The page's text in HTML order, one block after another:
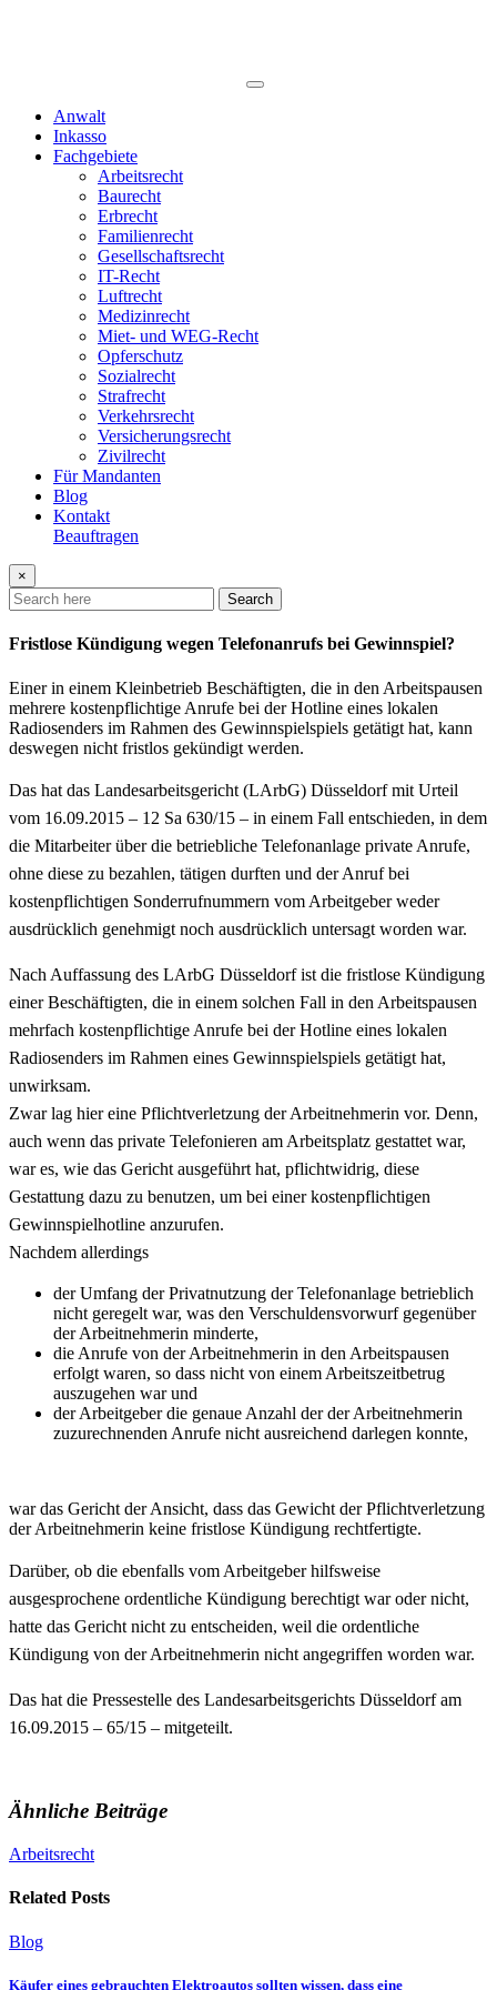
Anwalt
Inkasso
Fachgebiete
Arbeitsrecht
Baurecht
Erbrecht
Familienrecht
Gesellschaftsrecht
IT-Recht
Luftrecht
Medizinrecht
Miet- und WEG-Recht
Opferschutz
Sozialrecht
Strafrecht
Verkehrsrecht
Versicherungsrecht
Zivilrecht
Für Mandanten
Blog
Kontakt
Beauftragen
×
Search
Fristlose Kündigung wegen Telefonanrufs bei Gewinnspiel?
Einer in einem Kleinbetrieb Beschäftigten, die in den Arbeitspausen
mehrere kostenpflichtige Anrufe bei der Hotline eines lokalen
Radiosenders im Rahmen des Gewinnspielspiels getätigt hat, kann
deswegen nicht fristlos gekündigt werden.
Das hat das Landesarbeitsgericht (LArbG) Düsseldorf mit Urteil
vom 16.09.2015 – 12 Sa 630/15 – in einem Fall entschieden, in dem
die Mitarbeiter über die betriebliche Telefonanlage private Anrufe,
ohne diese zu bezahlen, tätigen durften und der Anruf bei
kostenpflichtigen Sonderrufnummern vom Arbeitgeber weder
ausdrücklich genehmigt noch ausdrücklich untersagt worden war.
Nach Auffassung des LArbG Düsseldorf ist die fristlose Kündigung
einer Beschäftigten, die in einem solchen Fall in den Arbeitspausen
mehrfach kostenpflichtige Anrufe bei der Hotline eines lokalen
Radiosenders im Rahmen eines Gewinnspielspiels getätigt hat,
unwirksam.
Zwar lag hier eine Pflichtverletzung der Arbeitnehmerin vor. Denn,
auch wenn das private Telefonieren am Arbeitsplatz gestattet war,
war es, wie das Gericht ausgeführt hat, pflichtwidrig, diese
Gestattung dazu zu benutzen, um bei einer kostenpflichtigen
Gewinnspielhotline anzurufen.
Nachdem allerdings
der Umfang der Privatnutzung der Telefonanlage betrieblich
nicht geregelt war, was den Verschuldensvorwurf gegenüber
der Arbeitnehmerin minderte,
die Anrufe von der Arbeitnehmerin in den Arbeitspausen
erfolgt waren, so dass nicht von einem Arbeitszeitbetrug
auszugehen war und
der Arbeitgeber die genaue Anzahl der der Arbeitnehmerin
zuzurechnenden Anrufe nicht ausreichend darlegen konnte,
war das Gericht der Ansicht, dass das Gewicht der Pflichtverletzung
der Arbeitnehmerin keine fristlose Kündigung rechtfertigte.
Darüber, ob die ebenfalls vom Arbeitgeber hilfsweise
ausgesprochene ordentliche Kündigung berechtigt war oder nicht,
hatte das Gericht nicht zu entscheiden, weil die ordentliche
Kündigung von der Arbeitnehmerin nicht angegriffen worden war.
Das hat die Pressestelle des Landesarbeitsgerichts Düsseldorf am
16.09.2015 – 65/15 – mitgeteilt.
Ähnliche Beiträge
Arbeitsrecht
Related Posts
Blog
Käufer eines gebrauchten Elektroautos sollten wissen, dass eine